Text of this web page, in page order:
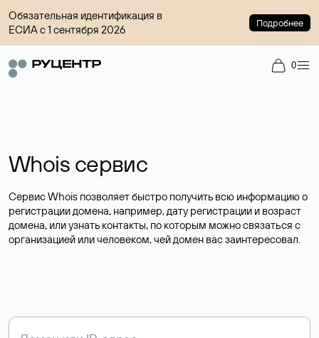
Обязательная идентификация в
ЕСИА с 1 сентября 2026
Подробнее
0
Whois сервис
Сервис Whois позволяет быстро получить всю информацию о
регистрации домена, например, дату регистрации и возраст
домена, или узнать контакты, по которым можно связаться с
организацией или человеком, чей домен вас заинтересовал.